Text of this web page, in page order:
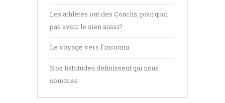
Les athlètes ont des Coachs, pourquoi
pas avoir le sien aussi?
Le voyage vers l’inconnu
Nos habitudes définissent qui nous
sommes